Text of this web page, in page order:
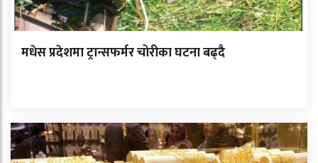
मधेस प्रदेशमा ट्रान्सफर्मर चोरीका घटना बढ्दै